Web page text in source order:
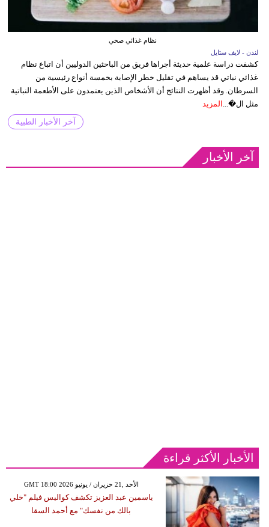
نظام غذائي صحي
لندن - لايف ستايل
كشفت دراسة علمية حديثة أجراها فريق من الباحثين الدوليين أن اتباع نظام
غذائي نباتي قد يساهم في تقليل خطر الإصابة بخمسة أنواع رئيسية من
السرطان. وقد أظهرت النتائج أن الأشخاص الذين يعتمدون على الأطعمة النباتية
مثل ال�...
المزيد
آخر الأخبار الطبية
آخر الأخبار
الأخبار الأكثر قراءة
GMT 18:00 2026 الأحد ,21 حزيران / يونيو
ياسمين عبد العزيز تكشف كواليس فيلم "خلي
بالك من نفسك" مع أحمد السقا